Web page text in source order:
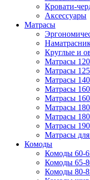
Кровати-
Аксессуары
Матрасы
Круглые и
Матрасы
Матрасы
Матрасы
Матрасы
Матрасы
Матрасы
Матрасы
Матрасы
Матрасы для
Комоды
Комоды 60-
Комоды 65-
Комоды 80-